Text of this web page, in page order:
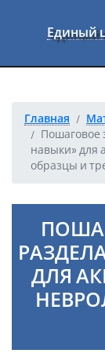
Перейти к
Единый
Главная
Пошаговое
навыки» для
образцы и
ДЛЯ